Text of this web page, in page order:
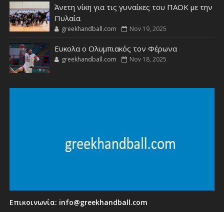
Άνετη νίκη για τις γυναίκες του ΠΑΟΚ με την
Πυλαία
greekhandball.com Nov 19, 2025
Ευκολα ο Ολυμπιακός τον Φέρωνα
greekhandball.com Nov 18, 2025
Επικοινωνία: info@greekhandball.com